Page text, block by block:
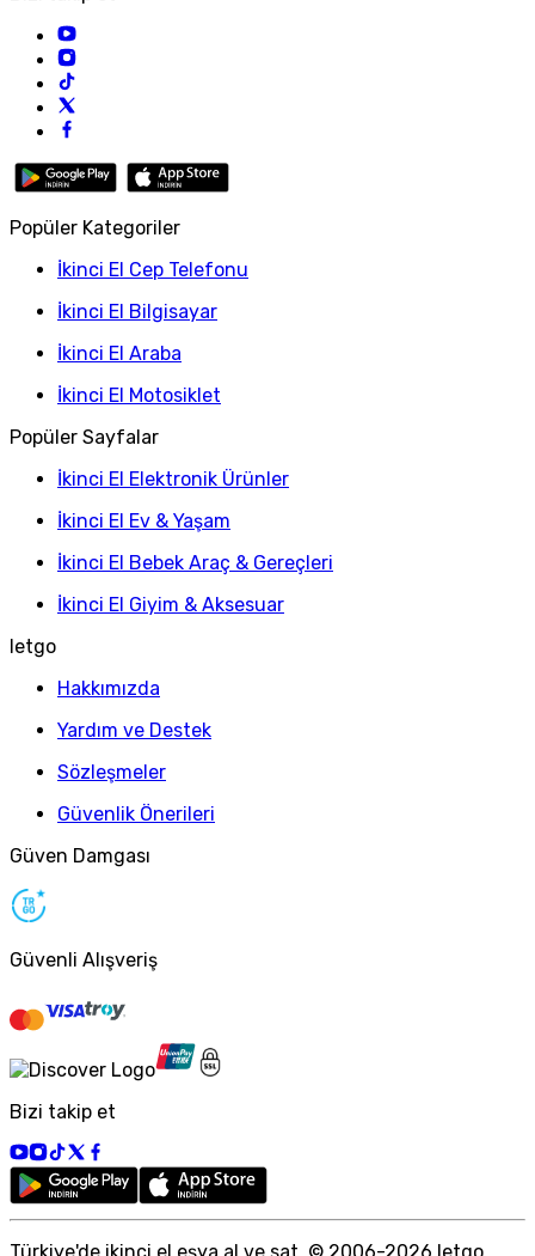
Popüler Kategoriler
İkinci El Cep Telefonu
İkinci El Bilgisayar
İkinci El Araba
İkinci El Motosiklet
Popüler Sayfalar
İkinci El Elektronik Ürünler
İkinci El Ev & Yaşam
İkinci El Bebek Araç & Gereçleri
İkinci El Giyim & Aksesuar
letgo
Hakkımızda
Yardım ve Destek
Sözleşmeler
Güvenlik Önerileri
Güven Damgası
Güvenli Alışveriş
Bizi takip et